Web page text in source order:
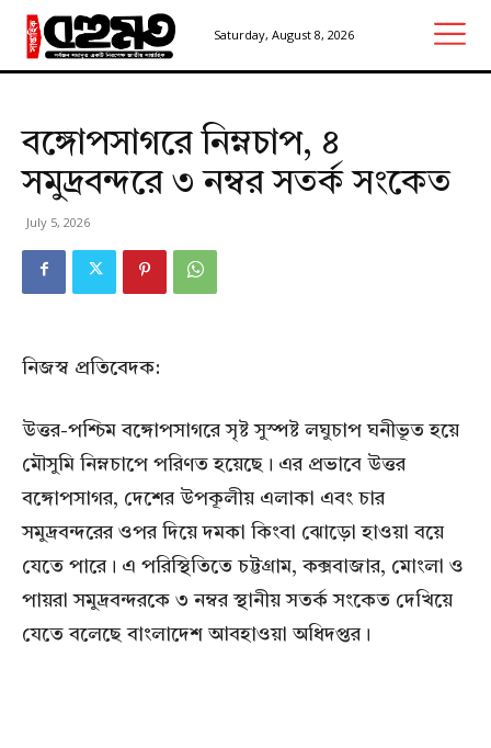
Saturday, August 8, 2026
বঙ্গোপসাগরে নিম্নচাপ, ৪
সমুদ্রবন্দরে ৩ নম্বর সতর্ক সংকেত
July 5, 2026
নিজস্ব প্রতিবেদক:
উত্তর-পশ্চিম বঙ্গোপসাগরে সৃষ্ট সুস্পষ্ট লঘুচাপ ঘনীভূত হয়ে
মৌসুমি নিম্নচাপে পরিণত হয়েছে। এর প্রভাবে উত্তর
বঙ্গোপসাগর, দেশের উপকূলীয় এলাকা এবং চার
সমুদ্রবন্দরের ওপর দিয়ে দমকা কিংবা ঝোড়ো হাওয়া বয়ে
যেতে পারে। এ পরিস্থিতিতে চট্টগ্রাম, কক্সবাজার, মোংলা ও
পায়রা সমুদ্রবন্দরকে ৩ নম্বর স্থানীয় সতর্ক সংকেত দেখিয়ে
যেতে বলেছে বাংলাদেশ আবহাওয়া অধিদপ্তর।